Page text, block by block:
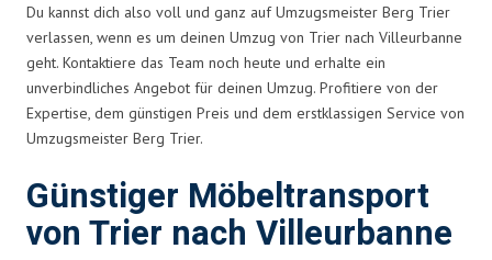
Du kannst dich also voll und ganz auf Umzugsmeister Berg Trier
verlassen, wenn es um deinen Umzug von Trier nach Villeurbanne
geht. Kontaktiere das Team noch heute und erhalte ein
unverbindliches Angebot für deinen Umzug. Profitiere von der
Expertise, dem günstigen Preis und dem erstklassigen Service von
Umzugsmeister Berg Trier.
Günstiger Möbeltransport
von Trier nach Villeurbanne